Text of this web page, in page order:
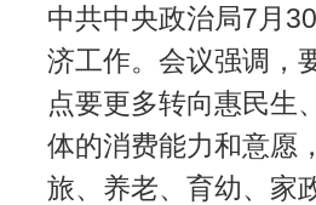
中共中央政治局7月
济工作。会议强调，
点要更多转向惠民生
体的消费能力和意愿
旅、养老、育幼、家